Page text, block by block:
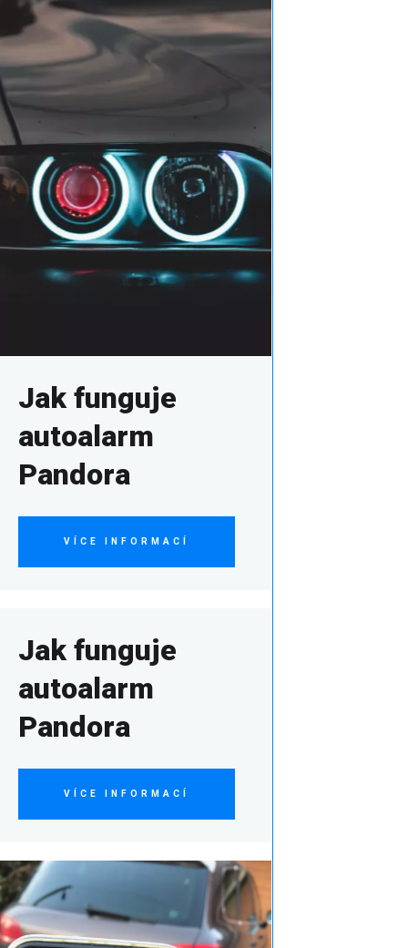
Jak funguje
autoalarm
Pandora
VÍCE INFORMACÍ
Jak funguje
autoalarm
Pandora
VÍCE INFORMACÍ